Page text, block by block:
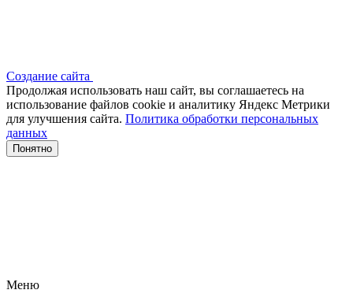
Создание сайта
Продолжая использовать наш сайт, вы соглашаетесь на
использование файлов сооkіе и аналитику Яндекс Метрики
для улучшения сайта. Политика обработки персональных
данных
Понятно
Меню